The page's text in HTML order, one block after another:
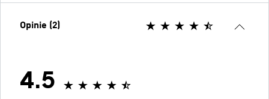
Opinie (2)
4.5